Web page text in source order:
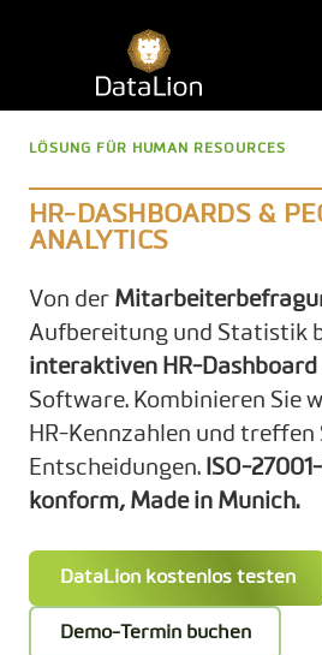
LÖSUNG FÜR HUMAN RESOURCES
HR-DASHBOARDS &
ANALYTICS
Von der
Aufbereitung und Statistik
interaktiven HR-Dashboard
Software. Kombinieren Sie
HR-Kennzahlen und
Entscheidungen. ISO-
konform, Made in Munich.
DataLion kostenlos testen
Demo-Termin buchen